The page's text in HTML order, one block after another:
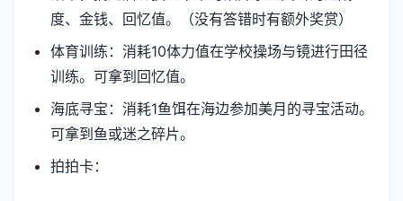
度、金钱、回忆值。（没有答错时有额外奖赏）
体育训练：消耗10体力值在学校操场与镜进行田径
训练。可拿到回忆值。
海底寻宝：消耗1鱼饵在海边参加美月的寻宝活动。
可拿到鱼或迷之碎片。
拍拍卡：